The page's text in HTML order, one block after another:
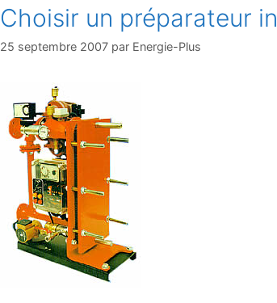
Choisir un préparateur
25 septembre 2007 par Energie-Plus